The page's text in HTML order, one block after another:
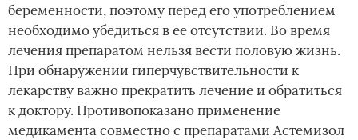
беременности, поэтому перед его употреблением
необходимо убедиться в ее отсутствии. Во время
лечения препаратом нельзя вести половую жизнь.
При обнаружении гиперчувствительности к
лекарству важно прекратить лечение и обратиться
к доктору. Противопоказано применение
медикамента совместно с препаратами Астемизол